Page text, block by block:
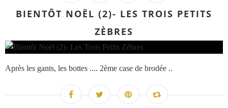
BIENTÔT NOËL (2)- LES TROIS PETITS
ZÈBRES
Après les gants, les bottes .... 2ème case de brodée ..